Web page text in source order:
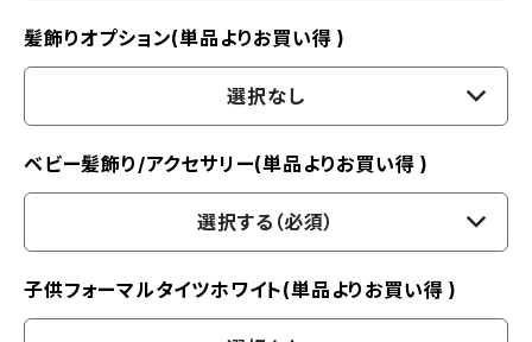
髪飾りオプション(単品よりお買い得 )
選択なし
ベビー髪飾り/アクセサリー(単品よりお買い得 )
選択する（必須）
子供フォーマルタイツホワイト(単品よりお買い得 )